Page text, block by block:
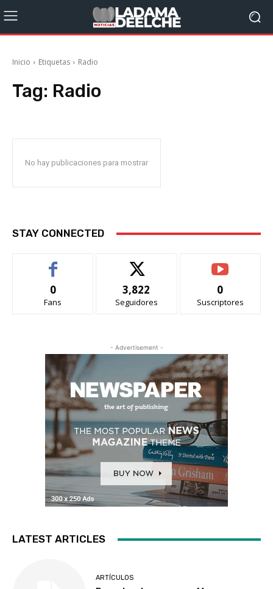
Inicio Etiquetas Radio
Tag: Radio
No hay publicaciones para mostrar
STAY CONNECTED
0
Fans
3,822
Seguidores
0
Suscriptores
- Advertisement -
LATEST ARTICLES
ARTÍCULOS